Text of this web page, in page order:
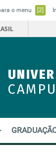
o menu [2]